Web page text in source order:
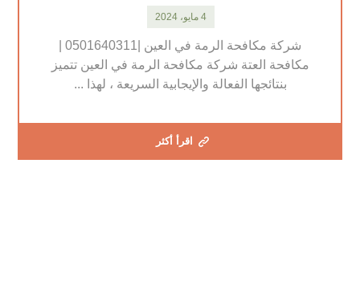
4 مايو، 2024
مكافحة العتة شركة مكافحة الرمة في العين تتميز
بنتائجها الفعالة والإيجابية السريعة ، لهذا ...
اقرأ أكثر